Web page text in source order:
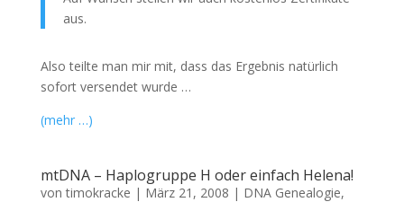
aus.
Also teilte man mir mit, dass das Ergebnis natürlich
sofort versendet wurde …
(mehr …)
mtDNA – Haplogruppe H oder einfach Helena!
vontimokracke | März 21, 2008 | DNA Genealogie,